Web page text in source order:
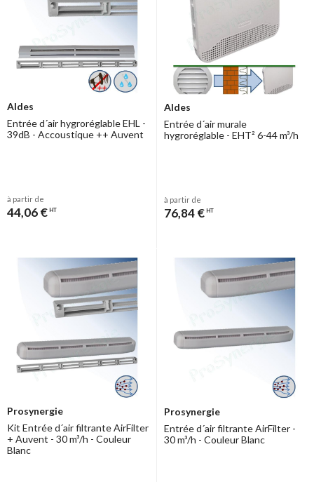
Aldes
Entrée d´air hygroréglable EHL -
39dB - Accoustique ++ Auvent
à partir de
44,06 € HT
Aldes
Entrée d´air murale
hygroréglable - EHT² 6-44 m³/h
à partir de
76,84 € HT
Prosynergie
Kit Entrée d´air filtrante AirFilter
+ Auvent - 30 m³/h - Couleur
Blanc
Prosynergie
Entrée d´air filtrante AirFilter -
30 m³/h - Couleur Blanc